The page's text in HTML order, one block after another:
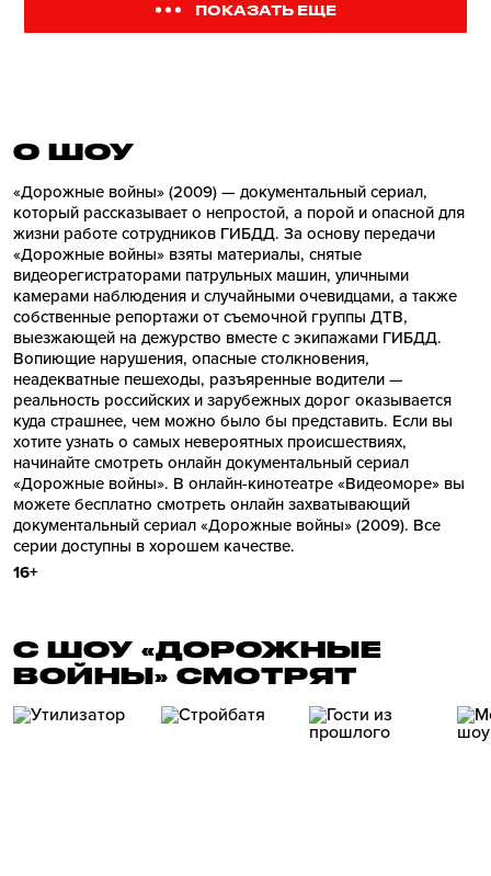
ПОКАЗАТЬ ЕЩЕ
О ШОУ
«Дорожные войны» (2009) — документальный сериал,
который рассказывает о непростой, а порой и опасной для
жизни работе сотрудников ГИБДД. За основу передачи
«Дорожные войны» взяты материалы, снятые
видеорегистраторами патрульных машин, уличными
камерами наблюдения и случайными очевидцами, а также
собственные репортажи от съемочной группы ДТВ,
выезжающей на дежурство вместе с экипажами ГИБДД.
Вопиющие нарушения, опасные столкновения,
неадекватные пешеходы, разъяренные водители —
реальность российских и зарубежных дорог оказывается
куда страшнее, чем можно было бы представить. Если вы
хотите узнать о самых невероятных происшествиях,
начинайте смотреть онлайн документальный сериал
«Дорожные войны». В онлайн-кинотеатре «Видеоморе» вы
можете бесплатно смотреть онлайн захватывающий
документальный сериал «Дорожные войны» (2009). Все
серии доступны в хорошем качестве.
16+
С ШОУ «ДОРОЖНЫЕ
ВОЙНЫ» СМОТРЯТ